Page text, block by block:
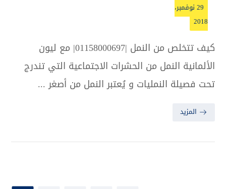
29 نوفمبر،
2018
كيف تتخلص من النمل |01158000697| مع ليون
الألمانية النمل من الحشرات الاجتماعية التي تندرج
تحت فصيلة النمليات و يُعتبر النمل من أصغر ...
المزيد